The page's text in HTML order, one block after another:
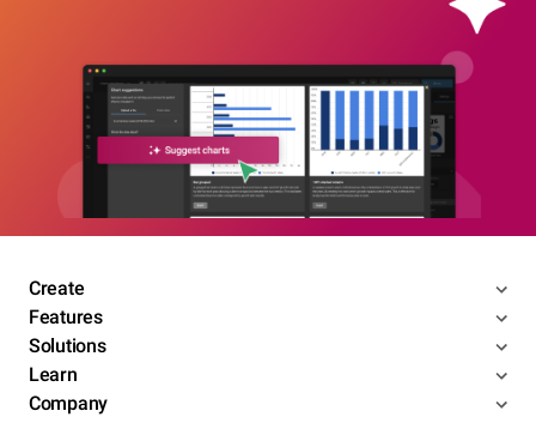
Create
Features
Solutions
Learn
Company